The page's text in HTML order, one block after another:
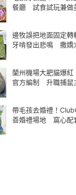
餐廳 試食試玩兼做
邊牧誤把地面固定
牙啃發出悲鳴 撒嬌
蘭州機場大肥貓爆紅
官方編制 升職捕鼠
帶毛孩去婚禮！
善婚禮場地 窩心配